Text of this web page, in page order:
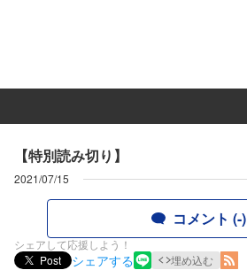
【特別読み切り】
2021/07/15
コメント (-)
シェアして応援しよう！
Post
シェアする 埋め込む